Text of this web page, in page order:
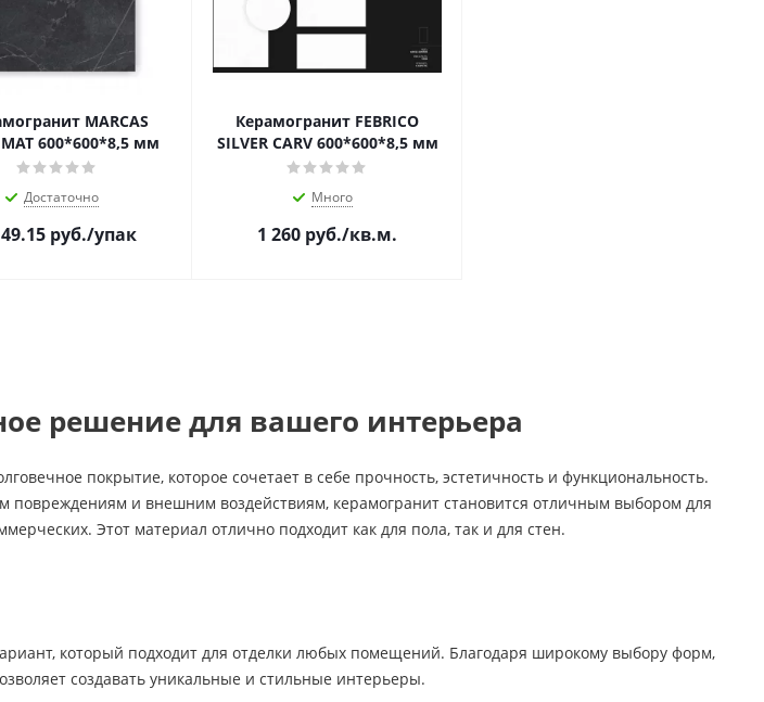
MARCAS
MAT 600*600*8,5 мм
Достаточно
руб./упак
Керамогранит FEBRICO
SILVER CARV 600*600*8,5 мм
Много
1 260 руб./кв.м.
решение для вашего интерьера
покрытие, которое сочетает в себе прочность, эстетичность и функциональность.
повреждениям и внешним воздействиям, керамогранит становится отличным выбором для
Этот материал отлично подходит как для пола, так и для стен.
который подходит для отделки любых помещений. Благодаря широкому выбору форм,
создавать уникальные и стильные интерьеры.